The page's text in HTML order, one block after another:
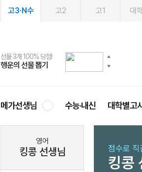
고3·N수 고2 고1 대
선물 3개 100% 당첨!
행운의 선물 뽑기
선물 100% 증정!
메가스터디 X 올리브
여름방학 스터디 캐시백
메가런 썸머스쿨
2027 러셀 단과
강사 공개선발
스마트러닝앱
설문 EVENT
메가패스
3일 무료 체험권
메가패스 수강생 무료혜택!
메가클럽 멤버십
사회공헌 캠페인
희망이룸 메가나눔
메가선생님 수능·내신 대학별고
영어
킹콩 선생님 점수로
킹콩